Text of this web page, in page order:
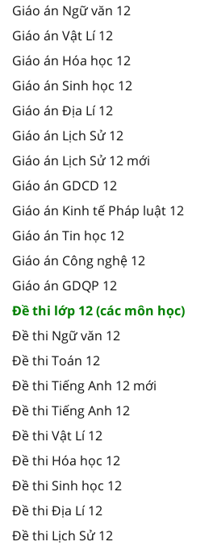
Giáo án Ngữ văn 12
Giáo án Vật Lí 12
Giáo án Hóa học 12
Giáo án Sinh học 12
Giáo án Địa Lí 12
Giáo án Lịch Sử 12
Giáo án Lịch Sử 12 mới
Giáo án GDCD 12
Giáo án Kinh tế Pháp luật 12
Giáo án Tin học 12
Giáo án Công nghệ 12
Giáo án GDQP 12
Đề thi lớp 12 (các môn học)
Đề thi Ngữ văn 12
Đề thi Toán 12
Đề thi Tiếng Anh 12 mới
Đề thi Tiếng Anh 12
Đề thi Vật Lí 12
Đề thi Hóa học 12
Đề thi Sinh học 12
Đề thi Địa Lí 12
Đề thi Lịch Sử 12